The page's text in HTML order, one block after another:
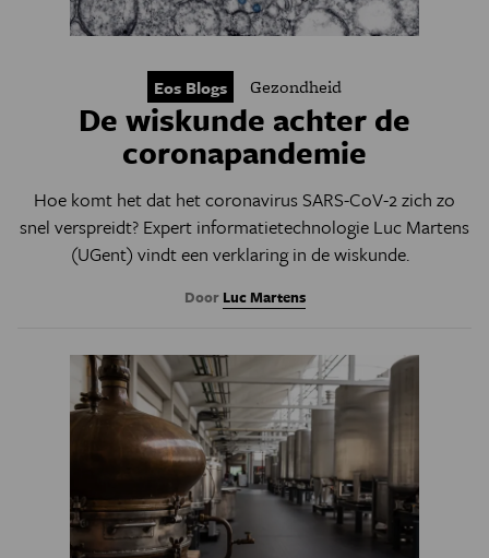
Eos Blogs Gezondheid
De wiskunde achter de
coronapandemie
Hoe komt het dat het coronavirus SARS-CoV-2 zich zo
snel verspreidt? Expert informatietechnologie Luc Martens
(UGent) vindt een verklaring in de wiskunde.
Door Luc Martens